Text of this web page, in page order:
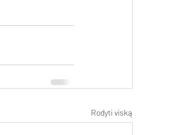
Rodyti viską